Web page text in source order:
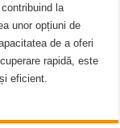
la
unor opțiuni de
de a oferi
rapidă, este
eficient.